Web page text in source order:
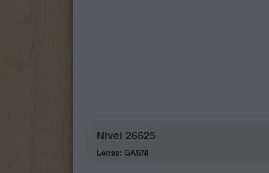
Nivel 26625
Letras: GASNI